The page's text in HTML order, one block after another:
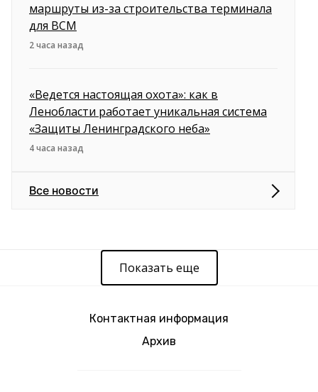
маршруты из-за строительства терминала
для ВСМ
2 часа назад
«Ведется настоящая охота»: как в
Ленобласти работает уникальная система
«Защиты Ленинградского неба»
4 часа назад
Все новости
Показать еще
Контактная информация
Архив